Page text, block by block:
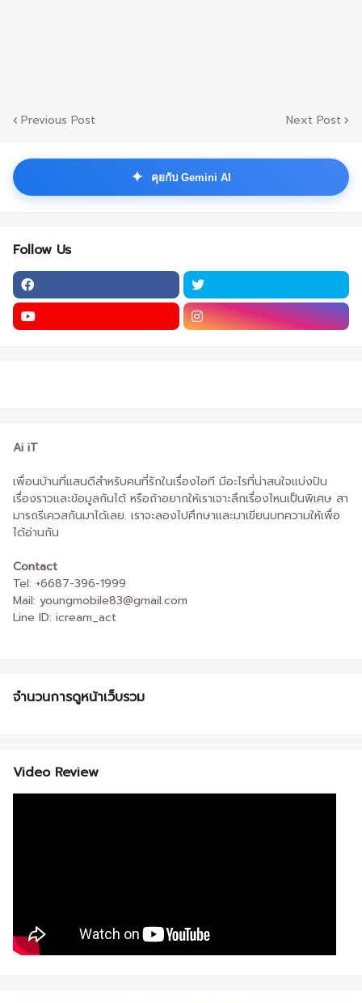
Previous Post Next Post
✦ คุยกับ Gemini AI
Follow Us
Ai iT
เพื่อนบ้านที่แสนดีสำหรับคนที่รักในเรื่องไอที มีอะไรที่น่าสนใจแบ่งปัน
เรื่องราวและข้อมูลกันได้ หรือถ้าอยากให้เราเจาะลึกเรื่องไหนเป็นพิเศษ สา
มารถรีเควสกันมาได้เลย. เราจะลองไปศึกษาและมาเขียนบทความให้เพื่อ
ได้อ่านกัน
Contact
Tel: +6687-396-1999
Mail: youngmobile83@gmail.com
Line ID: icream_act
จำนวนการดูหน้าเว็บรวม
Video Review